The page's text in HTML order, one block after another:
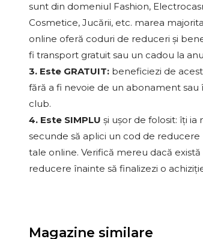
sunt din domeniul Fashion,
Cosmetice, Jucării, etc. marea
online oferă coduri de reduceri și
fi transport gratuit sau un cadou la
3. Este GRATUIT: beneficiezi de
fără a fi nevoie de un abonament sau
club.
4. Este SIMPLU și ușor de folosit: îți ia
secunde să aplici un cod de
tale online. Verifică mereu dacă
reducere înainte să finalizezi o
Magazine similare